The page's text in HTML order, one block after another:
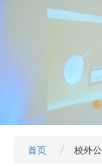
首页 校外